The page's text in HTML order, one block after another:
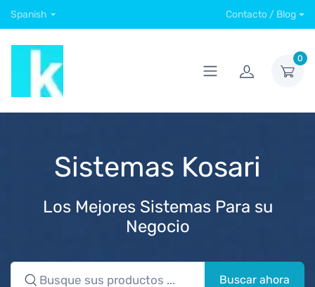
Spanish Contacto / Blog
0
Sistemas Kosari
Los Mejores Sistemas Para su
Negocio
Buscar ahora